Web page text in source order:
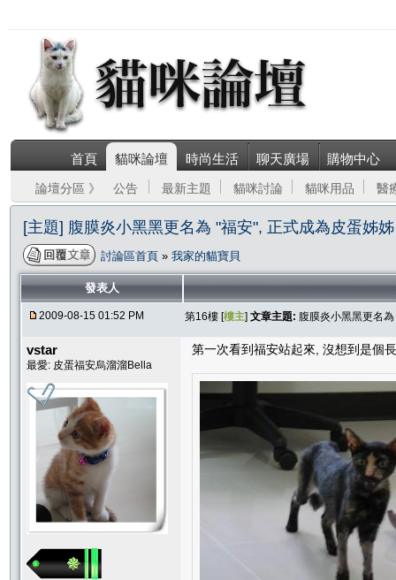
首頁 貓咪論壇 時尚生活 聊天廣場 購物中心
論壇分區 》 公告 最新主題 貓咪討論 貓咪用品 醫
[主題] 腹膜炎小黑黑更名為 "福安", 正式成為皮蛋姊姊
討論區首頁 » 我家的貓寶貝
發表人
2009-08-15 01:52 PM 第16樓 [樓主] 文章主題: 腹膜炎小黑黑更名
vstar
最愛: 皮蛋福安烏溜溜Bella
第一次看到福安站起來, 沒想到是個